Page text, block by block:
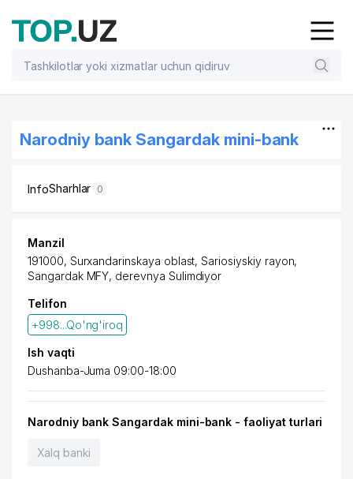
Narodniy bank Sangardak mini-bank
InfoSharhlar 0
Manzil
191000, Surxandarinskaya oblast,Sariosiyskiy rayon,
Sangardak MFY, derevnya Sulimdiyor
Telifon
+998...Qo'ng'iroq
Ish vaqti
Dushanba-Juma 09:00-18:00
Narodniy bank Sangardak mini-bank - faoliyat turlari
Xalq banki